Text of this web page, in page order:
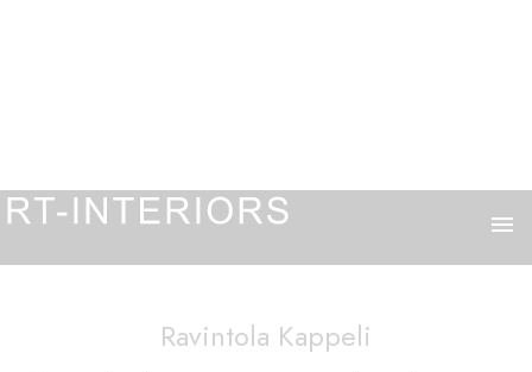
menu
Ravintola Kappeli